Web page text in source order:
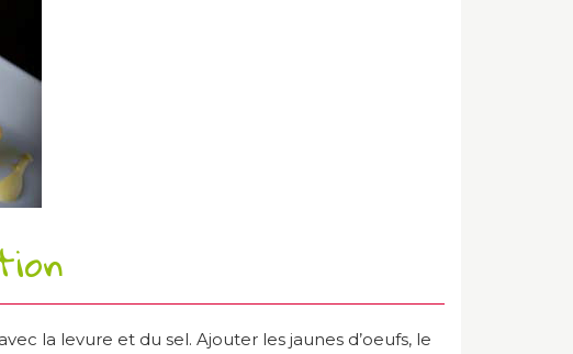
la levure et du sel. Ajouter les jaunes d’oeufs, le